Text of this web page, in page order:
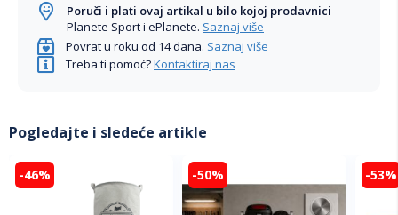
Poruči i plati ovaj artikal u bilo kojoj prodavnici
Planete Sport i ePlanete. Saznaj više
Povrat u roku od 14 dana. Saznaj više
Treba ti pomoć?Kontaktiraj nas
Pogledajte i sledeće artikle
-46% -50% -53%